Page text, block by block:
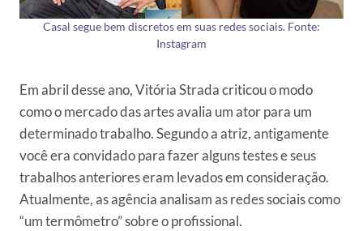
Casal segue bem discretos em suas redes sociais. Fonte:
Instagram
Em abril desse ano, Vitória Strada criticou o modo
como o mercado das artes avalia um ator para um
determinado trabalho. Segundo a atriz, antigamente
você era convidado para fazer alguns testes e seus
trabalhos anteriores eram levados em consideração.
Atualmente, as agência analisam as redes sociais como
“um termômetro” sobre o profissional.